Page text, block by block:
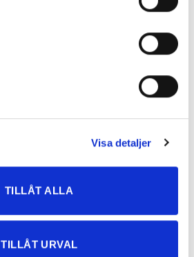
Visa detaljer
TILLÅT ALLA
TILLÅT URVAL
599kr